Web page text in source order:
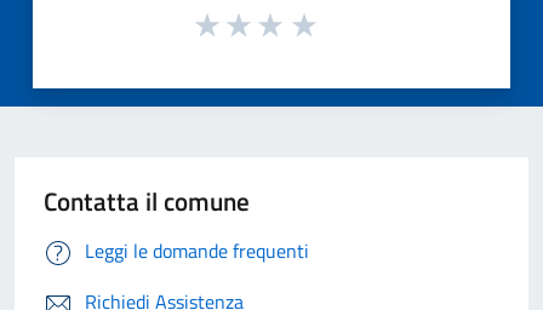
Contatta il comune
Leggi le domande frequenti
Richiedi Assistenza